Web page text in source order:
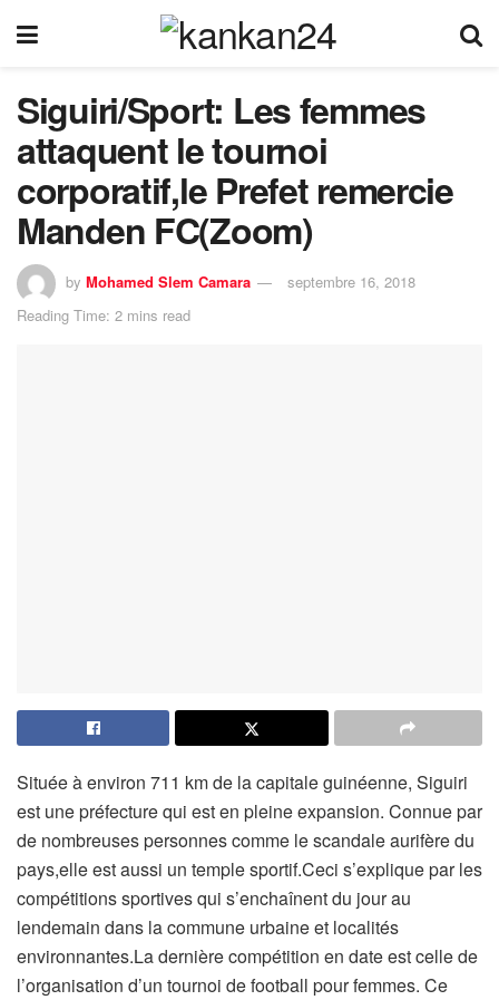
Siguiri/Sport: Les femmes
attaquent le tournoi
corporatif,le Prefet remercie
Manden FC(Zoom)
by Mohamed Slem Camara
septembre 16, 2018
Reading Time: 2 mins read
Située à environ 711 km de la capitale guinéenne, Siguiri
est une préfecture qui est en pleine expansion. Connue par
de nombreuses personnes comme le scandale aurifère du
pays,elle est aussi un temple sportif.Ceci s’explique par les
compétitions sportives qui s’enchaînent du jour au
lendemain dans la commune urbaine et localités
environnantes.La dernière compétition en date est celle de
l’organisation d’un tournoi de football pour femmes. Ce